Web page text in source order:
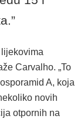
Carvalho. „To
A, koja
novih
otpornih na